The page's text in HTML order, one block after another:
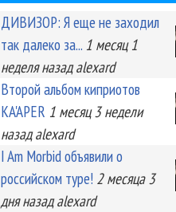
ДИВИЗОР: Я еще не заходил
так далеко за... 1 месяц 1
неделяназад alexard
Второй альбом киприотов
KA'APER 1 месяц 3 недели
назад alexard
I Am Morbid объявили о
российском туре! 2 месяца 3
дняназад alexard